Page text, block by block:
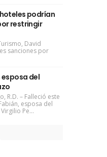
podrían
restringir
David
sanciones por
esposa del
R.D. – Falleció este
esposa del
Pe...